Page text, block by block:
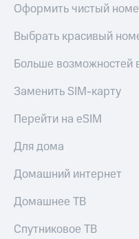
Оформить чистый
Выбрать красивый
Больше возможностей
Заменить SIM-карту
Перейти на eSIM
Для дома
Домашний интернет
Домашнее ТВ
Спутниковое ТВ